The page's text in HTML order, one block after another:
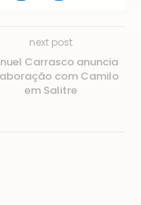
next post
Carrasco anuncia
com Camilo
em Salitre